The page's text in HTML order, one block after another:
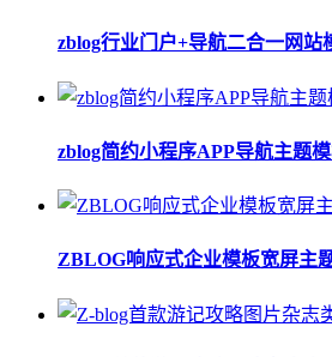
zblog行业门户+导航二合一网站
zblog简约小程序APP导航主题
ZBLOG响应式企业模板宽屏主